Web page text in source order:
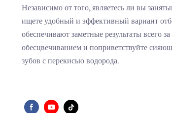
Независимо от того, являетесь ли вы
ищете удобный и эффективный вариант
обеспечивают заметные результаты всего
обесцвечиванием и поприветствуйте
зубов с перекисью водорода.